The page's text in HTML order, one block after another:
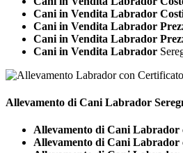
Cani in Vendita Labrador
Cani in Vendita Labrador
Cani in Vendita Labrador
Cani in Vendita Labrador
Allevamento di Cani Labrador
Allevamento di Cani Labrador
Allevamento di Cani Labrador